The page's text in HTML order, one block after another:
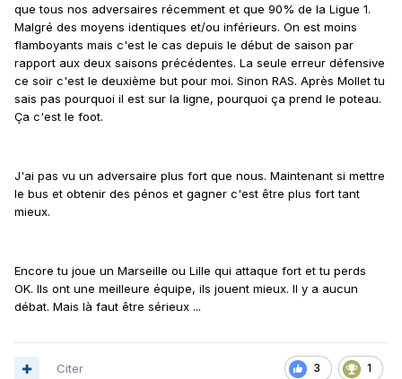
que tous nos adversaires récemment et que 90% de la Ligue 1.
Malgré des moyens identiques et/ou inférieurs. On est moins
flamboyants mais c'est le cas depuis le début de saison par
rapport aux deux saisons précédentes. La seule erreur défensive
ce soir c'est le deuxième but pour moi. Sinon RAS. Après Mollet tu
sais pas pourquoi il est sur la ligne, pourquoi ça prend le poteau.
Ça c'est le foot.
J'ai pas vu un adversaire plus fort que nous. Maintenant si mettre
le bus et obtenir des pénos et gagner c'est être plus fort tant
mieux.
Encore tu joue un Marseille ou Lille qui attaque fort et tu perds
OK. Ils ont une meilleure équipe, ils jouent mieux. Il y a aucun
débat. Mais là faut être sérieux ...
3 1
Citer